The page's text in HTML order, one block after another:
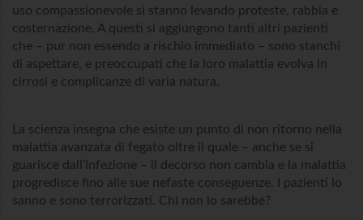
uso compassionevole si stanno levando proteste, rabbia e
costernazione. A questi si aggiungono tanti altri pazienti
che – pur non essendo a rischio immediato – sono stanchi
di aspettare, e preoccupati che la loro malattia evolva in
cirrosi e complicanze di varia natura.
La scienza insegna che esiste un punto di non ritorno nella
malattia avanzata di fegato oltre il quale – anche se si
guarisce dall’infezione – il decorso non cambia e la malattia
progredisce fino alle sue nefaste conseguenze. I pazienti lo
sanno e sono terrorizzati. Chi non lo sarebbe?